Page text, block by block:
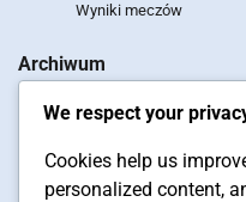
Wyniki meczów
Archiwum
February 2026
January 2026
We respect your
Cookies help us
personalized content,